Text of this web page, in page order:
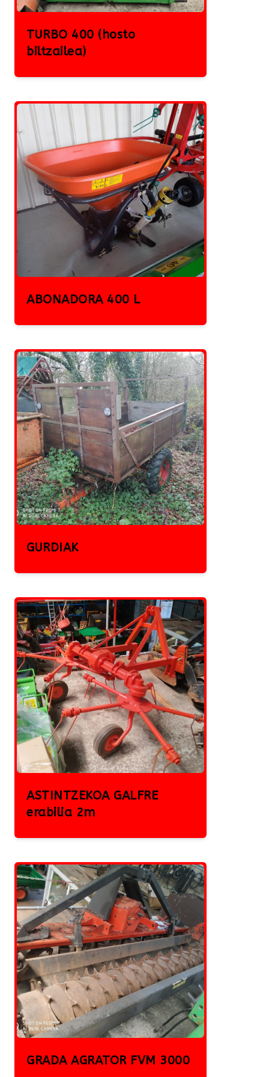
TURBO 400 (hosto
biltzailea)
ABONADORA 400 L
GURDIAK
ASTINTZEKOA GALFRE
erabilia 2m
GRADA AGRATOR FVM 3000